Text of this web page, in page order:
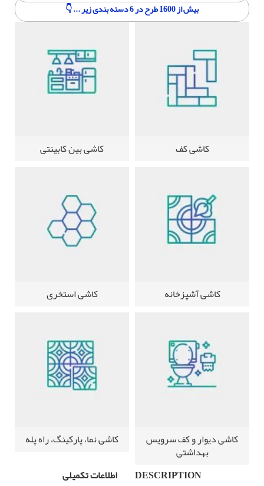
بیش از 1600 طرح در 6 دسته بندی زیر ... 👇
کاشی کف کاشی بین کابینتی
کاشی آشپزخانه کاشی استخری
کاشی دیوار و کف سرویس
بهداشتی
کاشی نما، پارکینگ، راه پله
DESCRIPTION
اطلاعات تکمیلی